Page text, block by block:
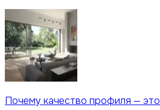
Почему качество профиля —